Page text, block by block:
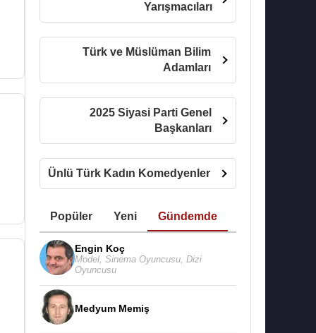
Yarışmacıları
Türk ve Müslüman Bilim
Adamları
2025 Siyasi Parti Genel
Başkanları
Ünlü Türk Kadın Komedyenler
Popüler Yeni Gündemde
Engin Koç
Model, Sinema Oyuncusu, Dizi
Oyuncusu
Medyum Memiş